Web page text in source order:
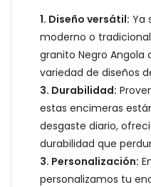
1. Diseño versátil: Ya
moderno o
granito Negro
variedad de diseños
3. Durabilidad:
estas encimeras
desgaste diario,
durabilidad que
3. Personalización:
personalizamos tu